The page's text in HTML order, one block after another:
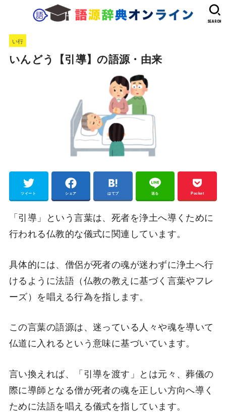
SEARCH
い行
いんどう【引導】の語源・由来
ツイート シェア はてブ 送る Pocket
「引導」という言葉は、死者を浄土へ導くために
行われる仏教的な儀式に関連しています。
具体的には、僧侶が死者の魂が迷わずに浄土へ行
けるように法語（仏教の教えに基づく言葉やフレ
ーズ）を唱える行為を指します。
この言葉の語源は、迷っている人々や魂を導いて
仏道に入れるという意味に基づいています。
言い換えれば、「引導を渡す」とは元々、葬儀の
際に導師となる僧が死者の魂を正しい方向へ導く
ために法語を唱える儀式を指しています。